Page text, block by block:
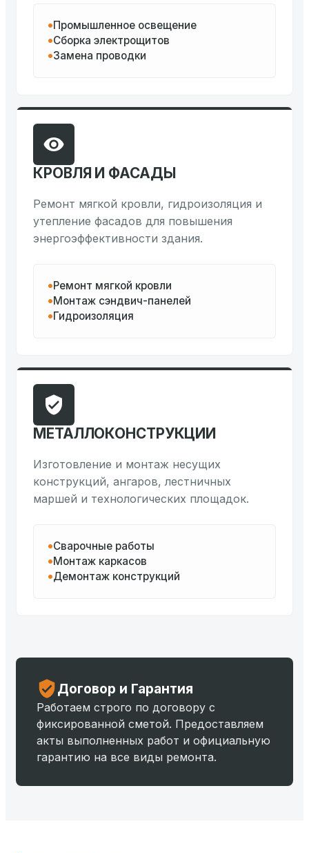
Промышленное освещение
Сборка электрощитов
Замена проводки
КРОВЛЯ И ФАСАДЫ
Ремонт мягкой кровли, гидроизоляция и
утепление фасадов для повышения
энергоэффективности здания.
Ремонт мягкой кровли
Монтаж сэндвич-панелей
Гидроизоляция
МЕТАЛЛОКОНСТРУКЦИИ
Изготовление и монтаж несущих
конструкций, ангаров, лестничных
маршей и технологических площадок.
Сварочные работы
Монтаж каркасов
Демонтаж конструкций
Договор и Гарантия
Работаем строго по договору с
фиксированной сметой. Предоставляем
акты выполненных работ и официальную
гарантию на все виды ремонта.